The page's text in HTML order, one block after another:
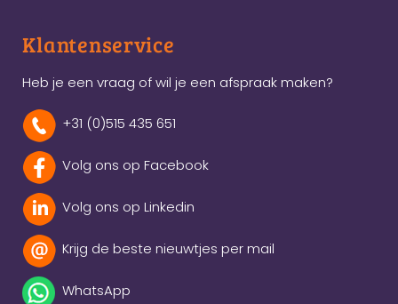
Klantenservice
Heb je een vraag of wil je een afspraak maken?
+31 (0)515 435 651
Volg ons op Facebook
Volg ons op Linkedin
Krijg de beste nieuwtjes per mail
WhatsApp